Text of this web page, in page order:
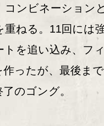
コンビネーション
ねる。11回には
トを追い込み、フ
ったが、最後ま
のゴング。